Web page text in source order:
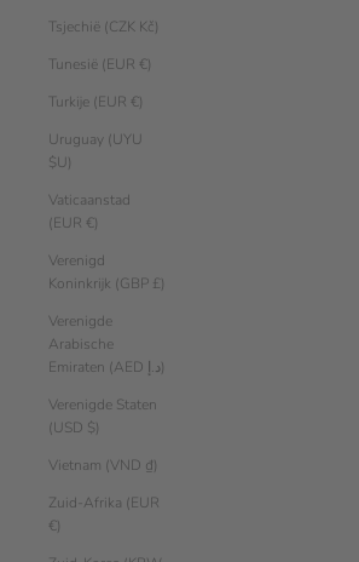
Tsjechië (CZK Kč)
Tunesië (EUR €)
Turkije (EUR €)
Uruguay (UYU
$U)
Vaticaanstad
(EUR €)
Verenigd
Koninkrijk (GBP £)
Verenigde
Arabische
Emiraten (AED د.إ)
Verenigde Staten
(USD $)
Vietnam (VND ₫)
Zuid-Afrika (EUR
€)